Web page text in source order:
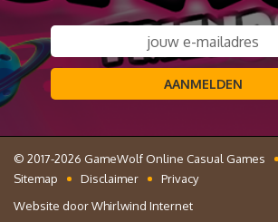
AANMELDEN
© 2017-2026 GameWolf Online Casual Games
Sitemap
Disclaimer
Privacy
Website doorWhirlwind Internet